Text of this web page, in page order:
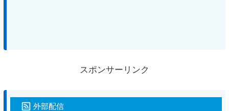
スポンサーリンク
外部配信